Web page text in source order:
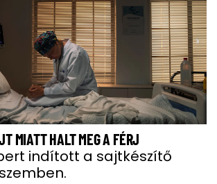
MIATT HALT MEG A FÉRJ
indított a sajtkészítő